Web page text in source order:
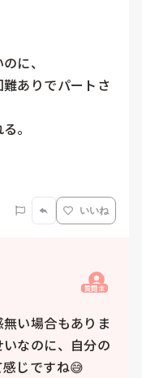
に、
ありでパートさ
。
いいね
質問主
い場合もありま
なのに、自分の
じですね😅